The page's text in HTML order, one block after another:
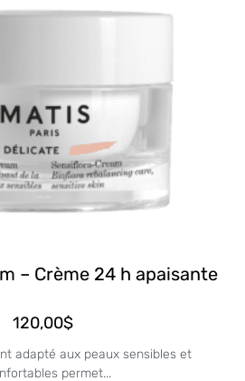
– Crème 24 h apaisante
120,00$
adapté aux peaux sensibles et
permet...